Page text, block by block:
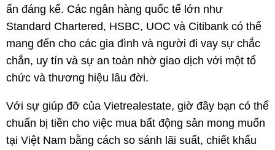
ẩn đáng kể. Các ngân hàng quốc tế lớn như
Standard Chartered, HSBC, UOC và Citibank có thể
mang đến cho các gia đình và người đi vay sự chắc
chắn, uy tín và sự an toàn nhờ giao dịch với một tổ
chức và thương hiệu lâu đời.
Với sự giúp đỡ của Vietrealestate, giờ đây bạn có thể
chuẩn bị tiền cho việc mua bất động sản mong muốn
tại Việt Nam bằng cách so sánh lãi suất, chiết khấu